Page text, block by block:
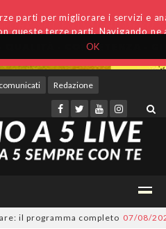
OK
parti per migliorare i servizi e
queste terze parti. Navigando
Redazione
completo 07/08/2026